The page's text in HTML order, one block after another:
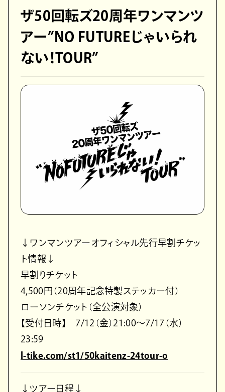
ザ50回転ズ20周年ワンマンツ
アー”NO FUTUREじゃいられ
ない！TOUR”
↓ワンマンツアーオフィシャル先行早割チケッ
ト情報↓
早割りチケット
4,500円（20周年記念特製ステッカー付）
ローソンチケット（全公演対象）
【受付日時】 7/12（金）21:00～7/17（水）
23:59
l-tike.com/st1/50kaitenz-24tour-o
↓ツアー日程↓